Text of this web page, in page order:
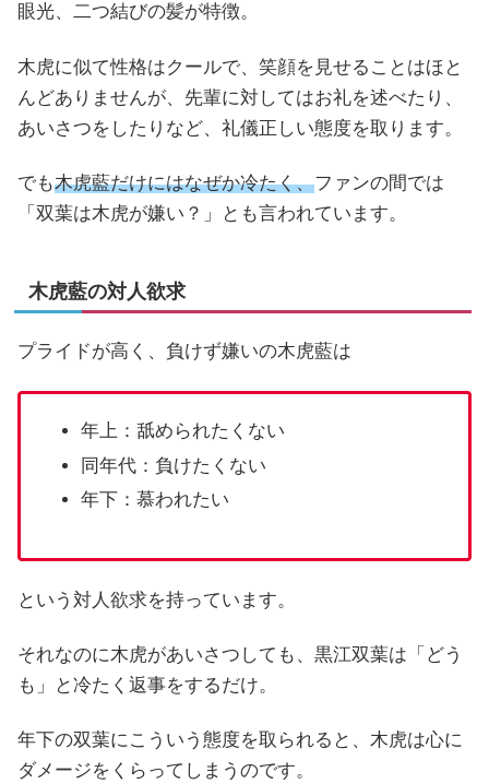
眼光、二つ結びの髪が特徴。
木虎に似て性格はクールで、笑顔を見せることはほと
んどありませんが、先輩に対してはお礼を述べたり、
あいさつをしたりなど、礼儀正しい態度を取ります。
でも木虎藍だけにはなぜか冷たく、ファンの間では
「双葉は木虎が嫌い？」とも言われています。
木虎藍の対人欲求
プライドが高く、負けず嫌いの木虎藍は
年上：舐められたくない
同年代：負けたくない
年下：慕われたい
という対人欲求を持っています。
それなのに木虎があいさつしても、黒江双葉は「どう
も」と冷たく返事をするだけ。
年下の双葉にこういう態度を取られると、木虎は心に
ダメージをくらってしまうのです。